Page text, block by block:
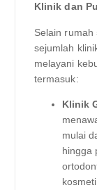
Klinik dan
Selain
sejumlah
melayani
termasuk:
Klinik
mulai
hingga